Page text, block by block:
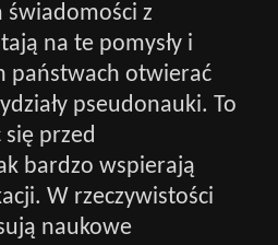
świadomości z
na te pomysły i
państwach otwierać
pseudonauki. To
przed
bardzo wspierają
W rzeczywistości
naukowe